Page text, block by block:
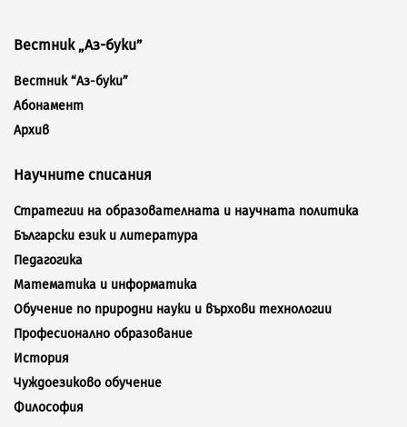
Вестник „Аз-буки”
Вестник “Аз-буки”
Абонамент
Архив
Научните списания
Стратегии на образователната и научната политика
Български език и литература
Педагогика
Математика и информатика
Обучение по природни науки и върхови технологии
Професионално образование
История
Чуждоезиково обучение
Философия